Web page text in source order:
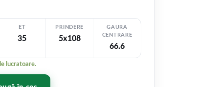
ET
35
PRINDERE
5x108
GAURA
CENTRARE
66.6
lucratoare.
ET35 5x108/112 Gloss Black